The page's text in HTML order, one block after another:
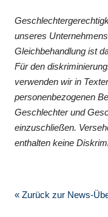
unseres
Gleichbehandlung ist
Für den
verwenden wir in
personenbezogenen
Geschlechter und
einzuschließen.
enthalten keine
« Zurück zur News-